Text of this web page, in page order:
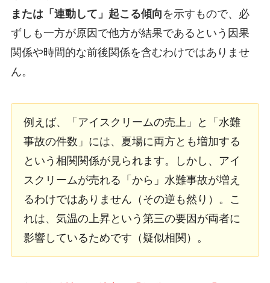
または「連動して」起こる傾向 を示すもので、必
ずしも一方が原因で他方が結果であるという因果
関係や時間的な前後関係を含むわけではありませ
ん。
例えば、「アイスクリームの売上」と「水難
事故の件数」には、夏場に両方とも増加する
という相関関係が見られます。しかし、アイ
スクリームが売れる「から」水難事故が増え
るわけではありません（その逆も然り）。こ
れは、気温の上昇という第三の要因が両者に
影響しているためです（疑似相関）。